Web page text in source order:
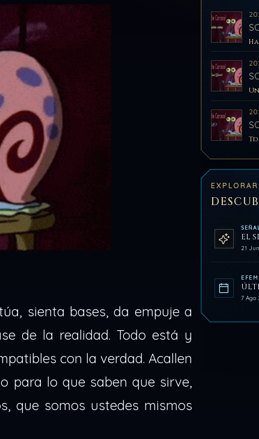
sienta bases, da empuje a
de la realidad. Todo está y
con la verdad. Acallen
para lo que saben que sirve,
que somos ustedes mismos
EL
21
7 Ago